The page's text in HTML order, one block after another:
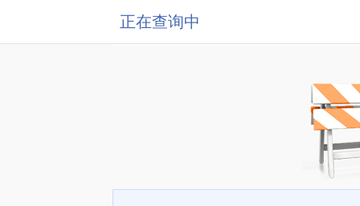
正在查询中